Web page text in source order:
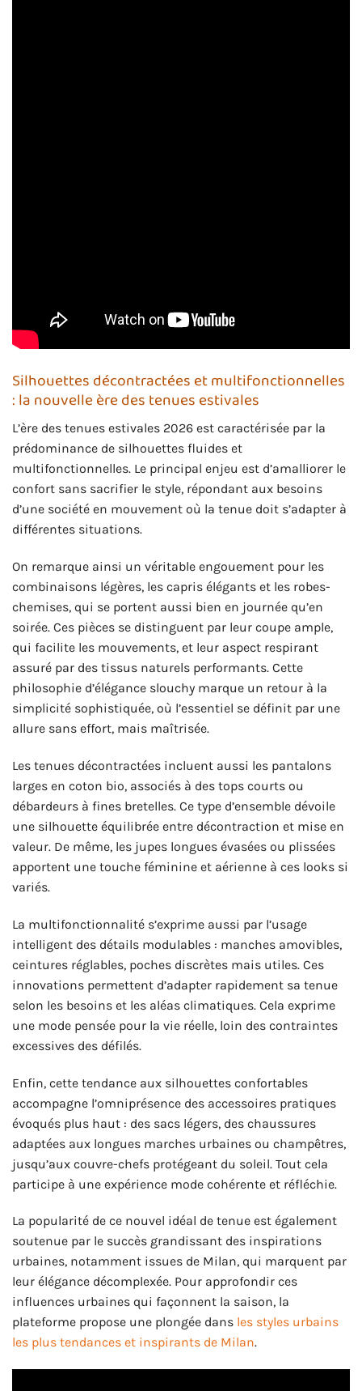
Silhouettes décontractées et multifonctionnelles
: la nouvelle ère des tenues estivales
L’ère des tenues estivales 2026 est caractérisée par la
prédominance de silhouettes fluides et
multifonctionnelles. Le principal enjeu est d’amalliorer le
confort sans sacrifier le style, répondant aux besoins
d’une société en mouvement où la tenue doit s’adapter à
différentes situations.
On remarque ainsi un véritable engouement pour les
combinaisons légères, les capris élégants et les robes-
chemises, qui se portent aussi bien en journée qu’en
soirée. Ces pièces se distinguent par leur coupe ample,
qui facilite les mouvements, et leur aspect respirant
assuré par des tissus naturels performants. Cette
philosophie d’élégance slouchy marque un retour à la
simplicité sophistiquée, où l’essentiel se définit par une
allure sans effort, mais maîtrisée.
Les tenues décontractées incluent aussi les pantalons
larges en coton bio, associés à des tops courts ou
débardeurs à fines bretelles. Ce type d’ensemble dévoile
une silhouette équilibrée entre décontraction et mise en
valeur. De même, les jupes longues évasées ou plissées
apportent une touche féminine et aérienne à ces looks si
variés.
La multifonctionnalité s’exprime aussi par l’usage
intelligent des détails modulables : manches amovibles,
ceintures réglables, poches discrètes mais utiles. Ces
innovations permettent d’adapter rapidement sa tenue
selon les besoins et les aléas climatiques. Cela exprime
une mode pensée pour la vie réelle, loin des contraintes
excessives des défilés.
Enfin, cette tendance aux silhouettes confortables
accompagne l’omniprésence des accessoires pratiques
évoqués plus haut : des sacs légers, des chaussures
adaptées aux longues marches urbaines ou champêtres,
jusqu’aux couvre-chefs protégeant du soleil. Tout cela
participe à une expérience mode cohérente et réfléchie.
La popularité de ce nouvel idéal de tenue est également
soutenue par le succès grandissant des inspirations
urbaines, notamment issues de Milan, qui marquent par
leur élégance décomplexée. Pour approfondir ces
influences urbaines qui façonnent la saison, la
plateforme propose une plongée dans les styles urbains
les plus tendances et inspirants de Milan.